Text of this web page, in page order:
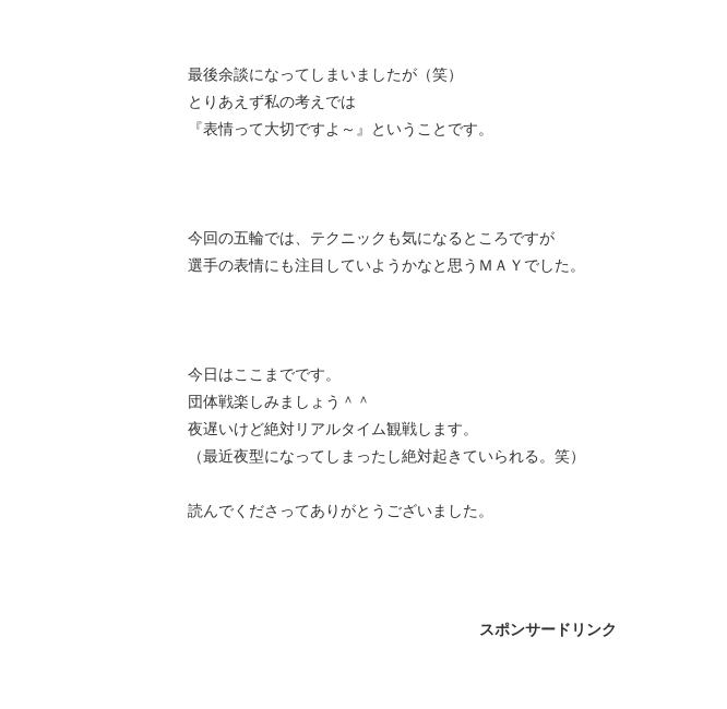
最後余談になってしまいましたが（笑）
とりあえず私の考えでは
『表情って大切ですよ～』ということです。
今回の五輪では、テクニックも気になるところですが
選手の表情にも注目していようかなと思うＭＡＹでした。
今日はここまでです。
団体戦楽しみましょう＾＾
夜遅いけど絶対リアルタイム観戦します。
（最近夜型になってしまったし絶対起きていられる。笑）
読んでくださってありがとうございました。
スポンサードリンク